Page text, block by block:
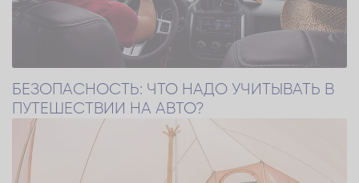
БЕЗОПАСНОСТЬ: ЧТО НАДО УЧИТЫВАТЬ В
ПУТЕШЕСТВИИ НА АВТО?